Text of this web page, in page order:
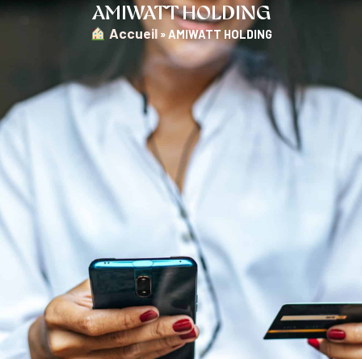
AMIWATT HOLDING
︎ Accueil »AMIWATT HOLDING